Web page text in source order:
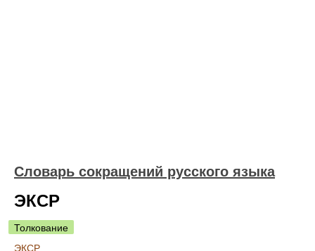
Словарь сокращений русского языка
ЭКСР
Толкование
ЭКСР